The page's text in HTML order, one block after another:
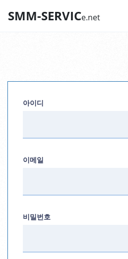
SMM-SERVICe.net
아이디
이메일
비밀번호